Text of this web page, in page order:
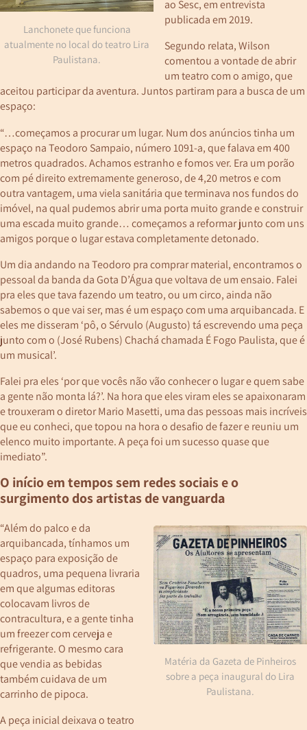
Lanchonete que funciona
atualmente no local do teatro Lira
Paulistana.
ao Sesc, em entrevista
publicada em 2019.
Segundo relata, Wilson
comentou a vontade de abrir
um teatro com o amigo, que
aceitou participar da aventura. Juntos partiram para a busca de um
espaço:
“…começamos a procurar um lugar. Num dos anúncios tinha um
espaço na Teodoro Sampaio, número 1091-a, que falava em 400
metros quadrados. Achamos estranho e fomos ver. Era um porão
com pé direito extremamente generoso, de 4,20 metros e com
outra vantagem, uma viela sanitária que terminava nos fundos do
imóvel, na qual pudemos abrir uma porta muito grande e construir
uma escada muito grande… começamos a reformar junto com uns
amigos porque o lugar estava completamente detonado.
Um dia andando na Teodoro pra comprar material, encontramos o
pessoal da banda da Gota D’Água que voltava de um ensaio. Falei
pra eles que tava fazendo um teatro, ou um circo, ainda não
sabemos o que vai ser, mas é um espaço com uma arquibancada. E
eles me disseram ‘pô, o Sérvulo (Augusto) tá escrevendo uma peça
junto com o (José Rubens) Chachá chamada É Fogo Paulista, que é
um musical’.
Falei pra eles ‘por que vocês não vão conhecer o lugar e quem sabe
a gente não monta lá?’. Na hora que eles viram eles se apaixonaram
e trouxeram o diretor Mario Masetti, uma das pessoas mais incríveis
que eu conheci, que topou na hora o desafio de fazer e reuniu um
elenco muito importante. A peça foi um sucesso quase que
imediato”.
O início em tempos sem redes sociais e o
surgimento dos artistas de vanguarda
Matéria da Gazeta de Pinheiros
sobre a peça inaugural do Lira
Paulistana.
“Além do palco e da
arquibancada, tínhamos um
espaço para exposição de
quadros, uma pequena livraria
em que algumas editoras
colocavam livros de
contracultura, e a gente tinha
um freezer com cerveja e
refrigerante. O mesmo cara
que vendia as bebidas
também cuidava de um
carrinho de pipoca.
A peça inicial deixava o teatro